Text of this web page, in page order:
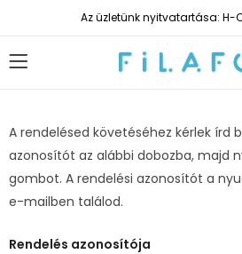
Az üzletünk nyitvatartása: H-
A rendelésed követéséhez kérlek írd
azonosítót az alábbi dobozba, majd
gombot. A rendelési azonosítót a
e-mailben találod.
Rendelés azonosítója